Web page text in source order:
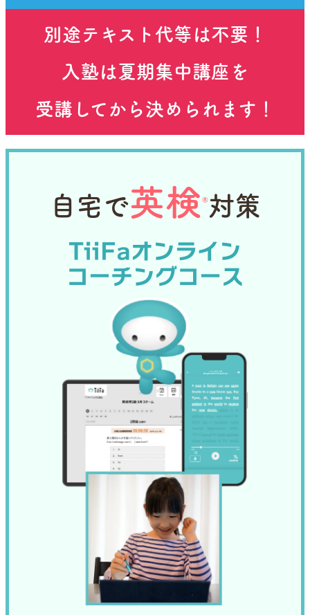
す！
小学生のうちから塾に通い、しっかりと基礎を
っていることがおわかりいただけましたでしょ
「ちょっと難しいな…」と思い始めている
す。
令和10年度から変わる！
大阪府公立高校入試改正のポイン
大阪府は、令和10年度（2028年度）から公立
高校の入試制度を改正すると発表しました。
何がどう変わるのか」「どんな準備が必要
」をまとめてみましょう。
① 入試日程が１回にまとまり、時期が早くな
これまで複数あった入試日程が １つに統一 さ
れます。さらに、入試の日程が 3月上旬に早
まります。
▶ 早く本番が来るので、早い時期からしっか
テストの点数もよかったんですけど」という相談
を受けます。
小学校のころは、毎日の宿題が小分けに与えられ
ていて、毎日の学習リズムも保てますし、テスト
も単元ごとに実施されるので、習ったあとにすぐ
実施されるからこそ高得点をとりやすいという仕
組みになっています。
一方、中学生になると、定期テストの範囲は広
いうことも少なくありません。しかも、毎日の宿
題が割り当てられていないため、テスト前に発表
になるお子さまも多いようです。
中学校では、先にあるテストに向けて、
るべきことを小分けに計画的に進めていく、前に
習ったことを定期的に復習することができる力
持つお子さまが強いということができます。
「もしかしたら、つまずいているのではない
か？」と少しでも思った今こそが、変化するタイ
ミングです。立志館では、仕組みや本質を理
解しながら、計画的に学ぶスタイルを提供
ていきます。
令和10年度から変わる！
大阪府公立高校入試改正のポイン
大阪府は、令和10年度（2028年度）から公立
高校の入試制度を改正すると発表しました。
「何がどう変わるのか」「どんな準備が必要な
のか」をまとめてみましょう。
これまで複数あった入試日程が １つに統一 さ
ります。
▶ 早く本番が来るので、早い時期からしっか
り準備が必要になります。
② 各学校が独自に生徒を選べる「学校特色
各高校は、最大50％までを 学校ごとのやり方
で選抜できます。（生徒は「学校特色枠」で受
験するか希望できる）
• 英語を重視する高校
• 理数を重視する高校
• 面接や作文を実施する高校
▶ 高校ごとに必要な力が違うので、志望校に
合わせた対策がより大切になります。
③ 英語資格のルールが変わる
英検の点数換算（読替率）が変わります。
• 英検1級・準1級 → 90％扱い
• 英検2級 → 70％扱い
▶ 「得点換算される英語資格を取得していれ
ば入試で有利になる」ということはこれまでと
中３夏期集中講座の
カリキュラム
置。中１・２年の重要単元を総復習した上で、学
されるのか、基礎から応用までを網羅したカリキ
破する力を養っていきます 。
合格者の声
三国丘高校合格
伊藤 遥人 さん
（堺市立庭代台中学校）
®対策がとても手厚かった！
2級対策がとても手厚く、一次試験ではライテ
ィングの書き方や添削、二次試験では面接練習な
ど、先生方の指導で多くの力を伸ばすことができま
した。先生が大阪マラソンに出たときも生徒のこと
を思って完走したという話がよく印象に残っていま
す。熱い想いで指導してくださる先生方にいつしか
合格して感謝を伝えようと思うようになりました。
６年間通った立志館は、僕にとって家族のように親
しく接してくれる第二の家のような存在です！
別途テキスト代等は不要！
入塾は夏期集中講座を
受講してから決められます！
自宅で英検 ®対策
TiiFaオンライン
コーチングコース